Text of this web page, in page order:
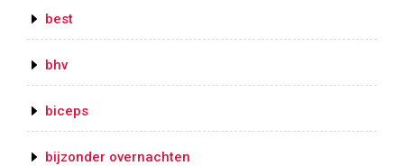
best
bhv
biceps
bijzonder overnachten